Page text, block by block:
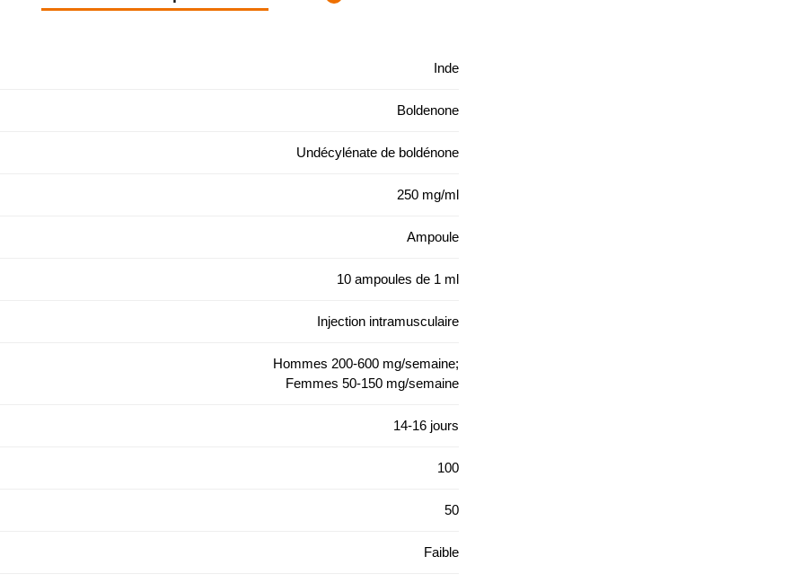
Inde
Boldenone
Undécylénate de boldénone
250 mg/ml
Ampoule
10 ampoules de 1 ml
Injection intramusculaire
Hommes 200-600 mg/semaine;
Femmes 50-150 mg/semaine
14-16 jours
100
50
Faible